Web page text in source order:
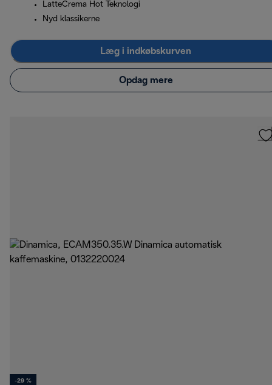
LatteCrema Hot Teknologi
Nyd klassikerne
Læg i indkøbskurven
Opdag mere
-29 %